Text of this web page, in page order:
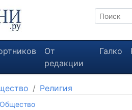
От
редакции
Галко
Религия
Общество